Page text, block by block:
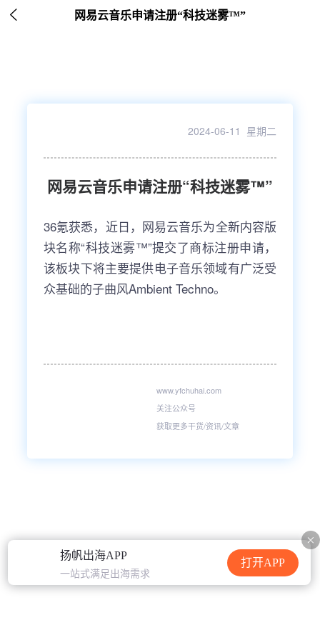
扬帆出海APP
一站式满足出海需求
打开APP
 网易云音乐申请注册“科技迷雾™”
2024-06-11 星期二
网易云音乐申请注册“科技迷雾™”
36氪获悉，近日，网易云音乐为全新内容版
块名称“科技迷雾™”提交了商标注册申请，
该板块下将主要提供电子音乐领域有广泛受
众基础的子曲风Ambient Techno。
www.yfchuhai.com
关注公众号
获取更多干货/资讯/文章